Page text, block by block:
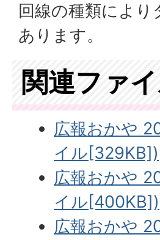
回線の種類によ
あります。
関連ファ
広報おかや
イル[329KB])
広報おかや
イル[400KB])
広報おかや